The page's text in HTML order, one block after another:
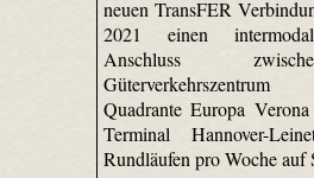
neuen TransFER
2021 einen
Anschluss
Quadrante Europa
Terminal Hannover-
Rundläufen pro Woche auf